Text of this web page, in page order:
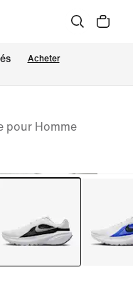
Acheter
pour Homme